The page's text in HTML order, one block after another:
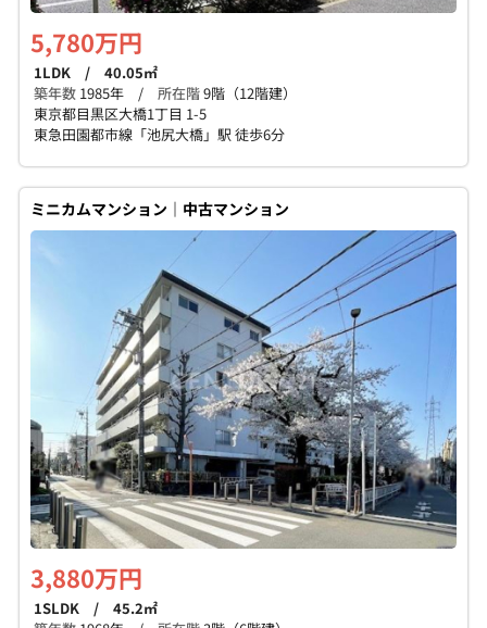
5,780万円
1LDK / 40.05㎡
築年数 1985年 / 所在階9階（12階建）
東京都目黒区大橋1丁目 1-5
東急田園都市線「池尻大橋」駅 徒歩6分
ミニカムマンション｜中古マンション
3,880万円
1SLDK / 45.2㎡